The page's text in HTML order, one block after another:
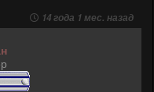
14 года 1 мес. назад